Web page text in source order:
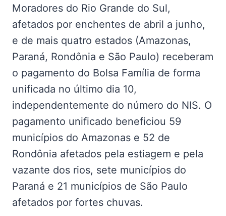
Moradores do Rio Grande do Sul,
afetados por enchentes de abril a junho,
e de mais quatro estados (Amazonas,
Paraná, Rondônia e São Paulo) receberam
o pagamento do Bolsa Família de forma
unificada no último dia 10,
independentemente do número do NIS. O
pagamento unificado beneficiou 59
municípios do Amazonas e 52 de
Rondônia afetados pela estiagem e pela
vazante dos rios, sete municípios do
Paraná e 21 municípios de São Paulo
afetados por fortes chuvas.